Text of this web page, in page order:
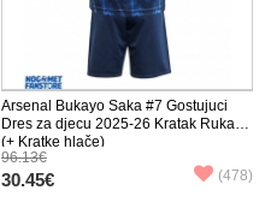
Arsenal Bukayo Saka #7 Gostujuci
Dres za djecu 2025-26 Kratak Rukav
(+ Kratke hlače)
96.13€
30.45€ (478)